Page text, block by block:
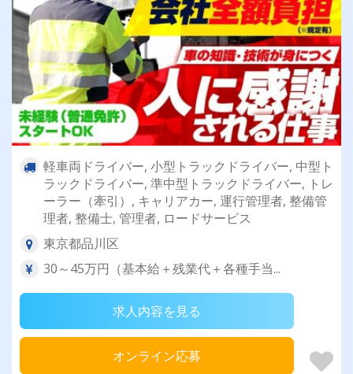
軽車両ドライバー, 小型トラックドライバー, 中型ト
ラックドライバー, 準中型トラックドライバー, トレ
ーラー（牽引）, キャリアカー, 運行管理者, 整備管
理者, 整備士, 管理者, ロードサービス
東京都品川区
30～45万円（基本給＋残業代＋各種手当...
求人内容を見る
オンライン応募